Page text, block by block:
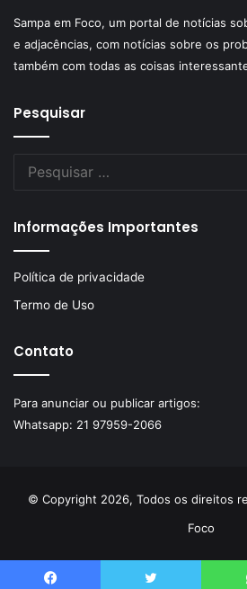
Sampa em Foco, um portal de notícias
e adjacências, com notícias sobre os
também com todas as coisas
Pesquisar
Informações Importantes
Política de privacidade
Termo de Uso
Contato
Para anunciar ou publicar artigos:
Whatsapp: 21 97959-2066
© Copyright 2026, Todos os direitos
Foco